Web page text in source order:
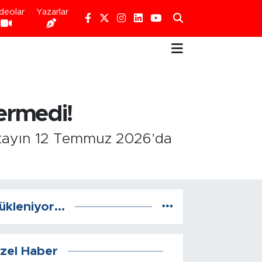
Yazarlar
12 Temmuz 2026’da
Haber